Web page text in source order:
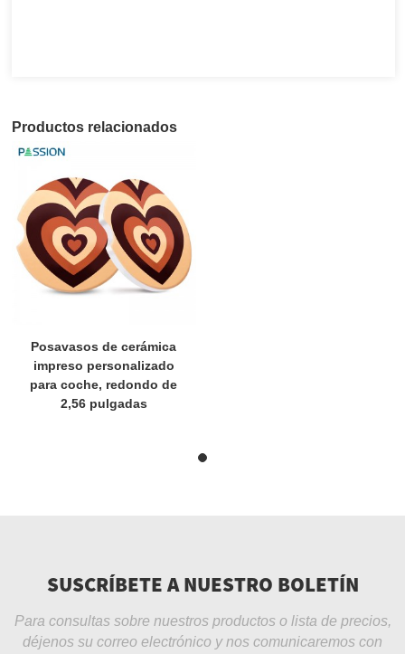
Productos relacionados
Posavasos de cerámica
impreso personalizado
para coche, redondo de
2,56 pulgadas
SUSCRÍBETE A NUESTRO BOLETÍN
Para consultas sobre nuestros productos o lista de precios,
déjenos su correo electrónico y nos comunicaremos con